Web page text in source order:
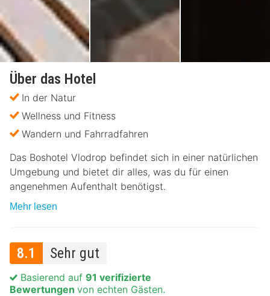
Über das Hotel
In der Natur
Wellness und Fitness
Wandern und Fahrradfahren
Das Boshotel Vlodrop befindet sich in einer natürlichen
Umgebung und bietet dir alles, was du für einen
angenehmen Aufenthalt benötigst.
Mehr lesen
8.1 Sehr gut
Basierend auf 91 verifizierte
Bewertungen von echten Gästen.